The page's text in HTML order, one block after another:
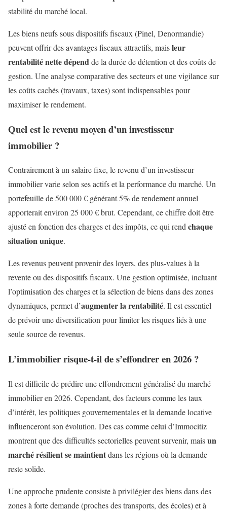
stabilité du marché local.
Les biens neufs sous dispositifs fiscaux (Pinel, Denormandie)
peuvent offrir des avantages fiscaux attractifs, maisleur
rentabilité nette dépendde la durée de détention et des coûts de
gestion. Une analyse comparative des secteurs et une vigilance sur
les coûts cachés (travaux, taxes) sont indispensables pour
maximiser le rendement.
Quel est le revenu moyen d’un investisseur
immobilier ?
Contrairement à un salaire fixe, le revenu d’un investisseur
immobilier varie selon ses actifs et la performance du marché. Un
portefeuille de 500 000 € générant 5% de rendement annuel
apporterait environ 25 000 € brut. Cependant, ce chiffre doit être
ajusté en fonction des charges et des impôts, ce qui rendchaque
situation unique.
Les revenus peuvent provenir des loyers, des plus-values à la
revente ou des dispositifs fiscaux. Une gestion optimisée, incluant
l’optimisation des charges et la sélection de biens dans des zones
dynamiques, permet d’augmenter la rentabilité. Il est essentiel
de prévoir une diversification pour limiter les risques liés à une
seule source de revenus.
L’immobilier risque-t-il de s’effondrer en 2026 ?
Il est difficile de prédire une effondrement généralisé du marché
immobilier en 2026. Cependant, des facteurs comme les taux
d’intérêt, les politiques gouvernementales et la demande locative
influenceront son évolution. Des cas comme celui d’Immocitiz
montrent que des difficultés sectorielles peuvent survenir, maisun
marché résilient se maintientdans les régions où la demande
reste solide.
Une approche prudente consiste à privilégier des biens dans des
zones à forte demande (proches des transports, des écoles) et à